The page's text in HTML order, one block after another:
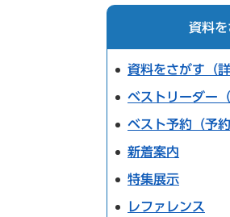
資料を
資料をさがす（詳
ベストリーダー
ベスト予約（予
新着案内
特集展示
レファレンス